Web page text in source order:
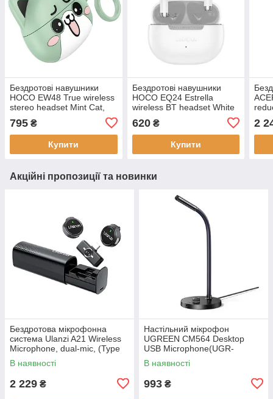
Бездротові навушники
HOCO EW48 True wireless
stereo headset Mint Cat,
Bluetooth 5.3, до 4 годин
роботи
795 ₴
Купити
Бездротові навушники
HOCO EQ24 Estrella
wireless BT headset White
Bluetooth 5.4
620₴
Купити
55
2
Акційні пропозиції та новинки
Бездротова мікрофонна
система Ulanzi A21 Wireless
Microphone, dual-mic, (Type
C) Black
В наявності
2 229 ₴
Настільний мікрофон
UGREEN CM564 Desktop
USB Microphone(UGR-
90416), Black
В наявності
993 ₴